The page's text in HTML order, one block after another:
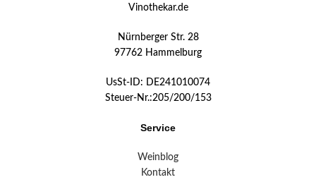
Vinothekar.de
Nürnberger Str. 28
97762 Hammelburg
UsSt-ID: DE241010074
Steuer-Nr.:205/200/153
Service
Weinblog
Kontakt